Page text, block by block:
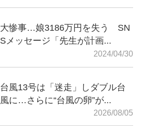
大惨事…娘3186万円を失う SN
Sメッセージ「先生が計画...
2024/04/30
台風13号は「迷走」しダブル台
風に…さらに“台風の卵”が...
2026/08/05